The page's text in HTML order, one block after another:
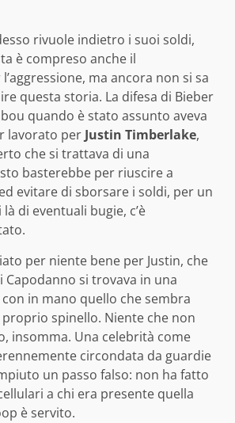
rivuole indietro i suoi soldi,
è compreso anche il
ma ancora non si sa
questa storia. La difesa di Bieber
quando è stato assunto aveva
lavorato per Justin Timberlake,
che si trattava di una
basterebbe per riuscire a
evitare di sborsare i soldi, per un
di eventuali bugie, c’è
per niente bene per Justin, che
si trovava in una
con in mano quello che sembra
spinello. Niente che non
insomma. Una celebrità come
circondata da guardie
un passo falso: non ha fatto
a chi era presente quella
è servito.